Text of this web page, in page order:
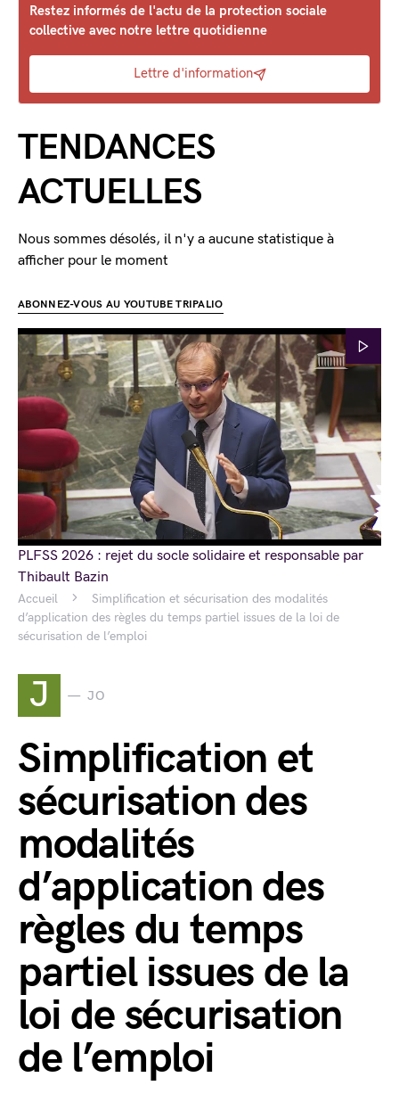
Accueil
Simplification et sécurisation des modalités
d’application des règles du temps partiel issues de la loi de
sécurisation de l’emploi
J JO
Simplification et
sécurisation des
modalités
d’application des
règles du temps
partiel issues de la
loi de sécurisation
de l’emploi
Restez informés de l'actu de la protection sociale
collective avec notre lettre quotidienne
Lettre d'information
TENDANCES
ACTUELLES
Nous sommes désolés, il n'y a aucune statistique à
afficher pour le moment
ABONNEZ-VOUS AU YOUTUBE TRIPALIO
PLFSS 2026 : rejet du socle solidaire et responsable par
Thibault Bazin